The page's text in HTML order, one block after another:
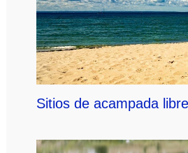
Sitios de acampada